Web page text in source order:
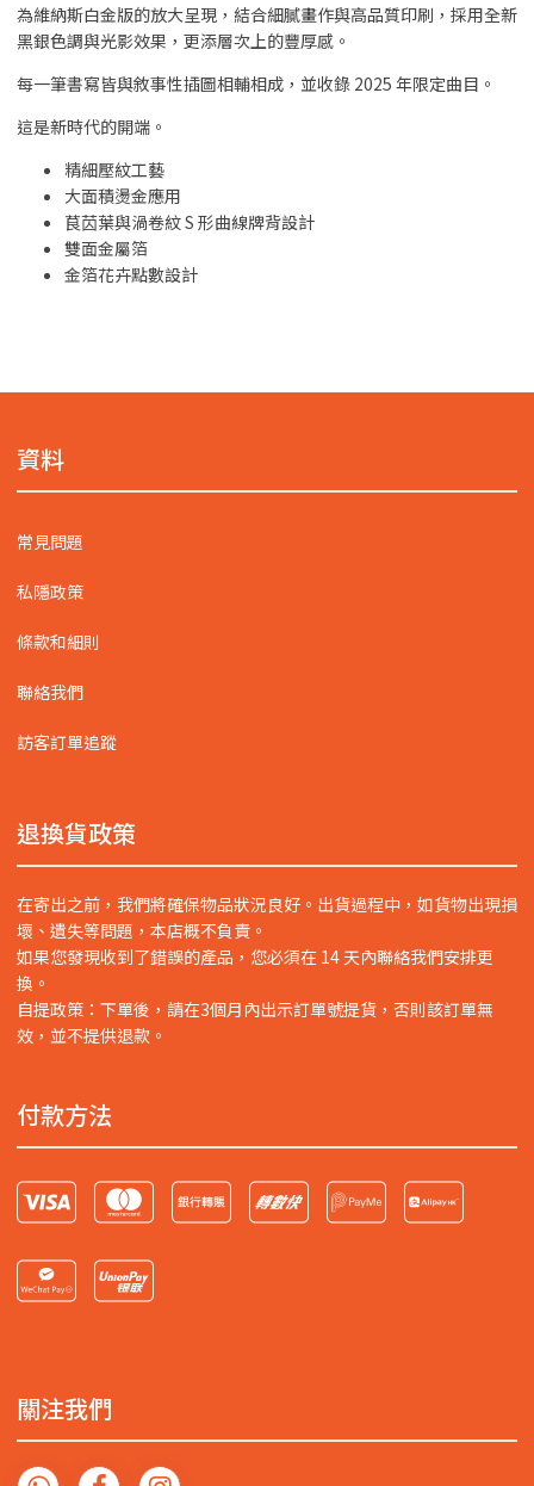
為維納斯白金版的放大呈現，結合細膩畫作與高品質印刷，採用全新
黑銀色調與光影效果，更添層次上的豐厚感。
每一筆書寫皆與敘事性插圖相輔相成，並收錄 2025 年限定曲目。
這是新時代的開端。
精細壓紋工藝
大面積燙金應用
茛苬葉與渦卷紋 S 形曲線牌背設計
雙面金屬箔
金箔花卉點數設計
資料
常見問題
私隱政策
條款和細則
聯絡我們
訪客訂單追蹤
退換貨政策
在寄出之前，我們將確保物品狀況良好。出貨過程中，如貨物出現損
壞、遺失等問題，本店概不負責。
如果您發現收到了錯誤的產品，您必須在 14 天內聯絡我們安排更
換。
自提政策：下單後，請在3個月內出示訂單號提貨，否則該訂單無
效，並不提供退款。
付款方法
關注我們